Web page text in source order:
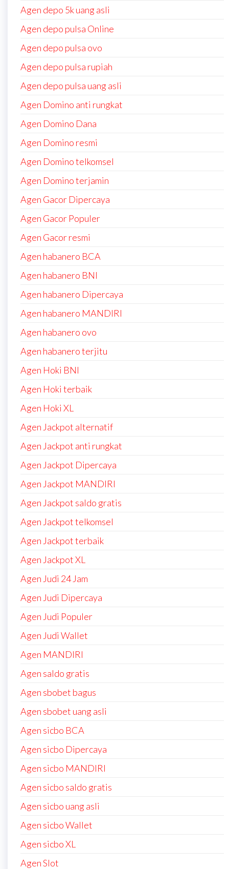
Agen depo 5k uang asli
Agen depo pulsa Online
Agen depo pulsa ovo
Agen depo pulsa rupiah
Agen depo pulsa uang asli
Agen Domino anti rungkat
Agen Domino Dana
Agen Domino resmi
Agen Domino telkomsel
Agen Domino terjamin
Agen Gacor Dipercaya
Agen Gacor Populer
Agen Gacor resmi
Agen habanero BCA
Agen habanero BNI
Agen habanero Dipercaya
Agen habanero MANDIRI
Agen habanero ovo
Agen habanero terjitu
Agen Hoki BNI
Agen Hoki terbaik
Agen Hoki XL
Agen Jackpot alternatif
Agen Jackpot anti rungkat
Agen Jackpot Dipercaya
Agen Jackpot MANDIRI
Agen Jackpot saldo gratis
Agen Jackpot telkomsel
Agen Jackpot terbaik
Agen Jackpot XL
Agen Judi 24 Jam
Agen Judi Dipercaya
Agen Judi Populer
Agen Judi Wallet
Agen MANDIRI
Agen saldo gratis
Agen sbobet bagus
Agen sbobet uang asli
Agen sicbo BCA
Agen sicbo Dipercaya
Agen sicbo MANDIRI
Agen sicbo saldo gratis
Agen sicbo uang asli
Agen sicbo Wallet
Agen sicbo XL
Agen Slot